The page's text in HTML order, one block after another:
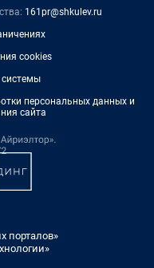
161pr@shkulev.ru
cookies
персональных данных и
сайта
порталов»